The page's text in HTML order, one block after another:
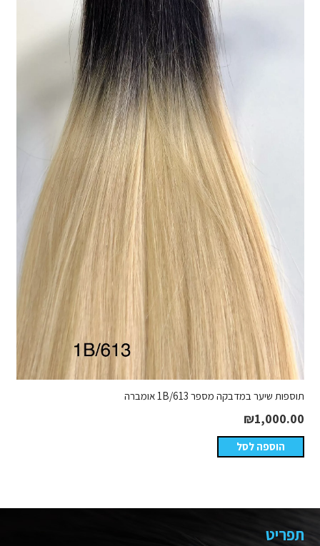
תוספות שיער במדבקה מספר 1B/613 אומברה
₪1,000.00
הוספה לסל
תפריט